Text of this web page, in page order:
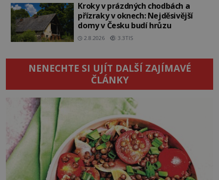
Kroky v prázdných chodbách a
přízraky v oknech: Nejděsivější
domy v Česku budí hrůzu
2.8.2026 3.3TIS
NENECHTE SI UJÍT DALŠÍ ZAJÍMAVÉ
ČLÁNKY